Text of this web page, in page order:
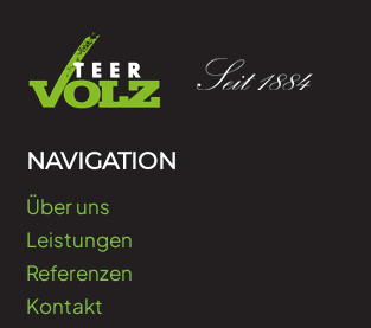
NAVIGATION
Über uns
Leistungen
Referenzen
Kontakt